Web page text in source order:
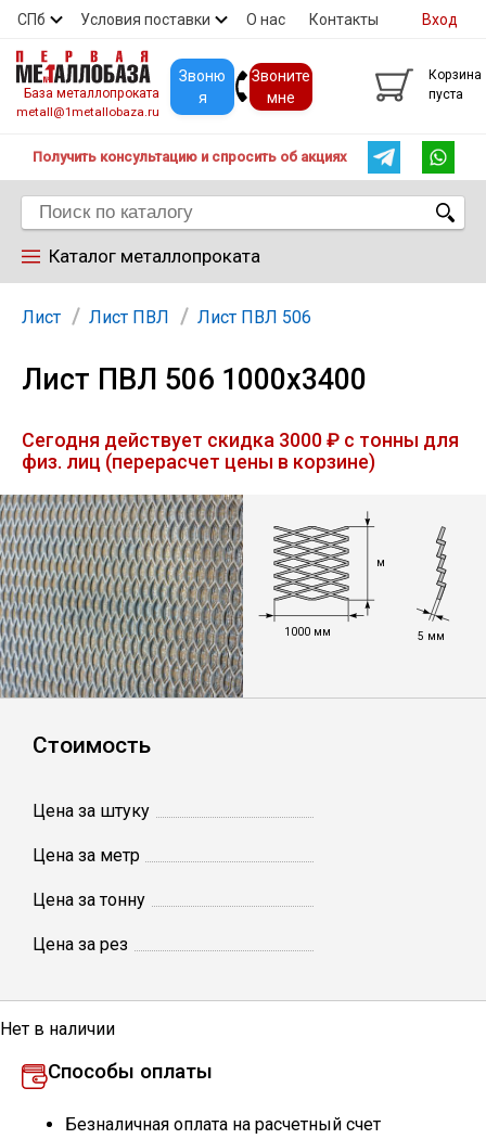
СПб Условия поставки О нас Контакты
Скидки Прайс Покупателям
Вход
База металлопроката
metall@1metallobaza.ru
Звоню
я
Звоните
мне
Корзина
пуста
Получить консультацию и спросить об акциях
Каталог металлопроката
Арматура
Труба профильная
Труба
Лист
Уголок
Балка
Швеллер
Катанка
Профлист
Лист Лист ПВЛ Лист ПВЛ 506
Лист ПВЛ 506 1000х3400
Сегодня действует скидка 3000 ₽ с тонны для
физ. лиц (перерасчет цены в корзине)
5 мм
м
1000 мм
Стоимость
Цена за штуку
Цена за метр
Цена за тонну
Цена за рез
Нет в наличии
Способы оплаты
Безналичная оплата на расчетный счет